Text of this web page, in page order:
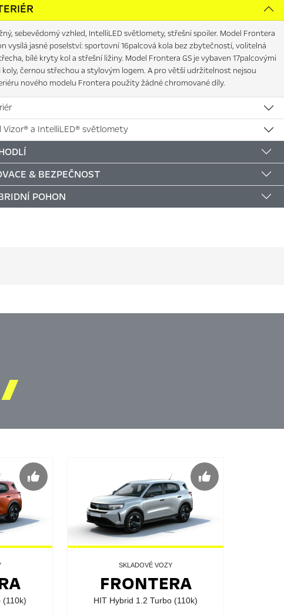
sebevědomý vzhled, IntelliLED světlomety, střešní spoiler. Model Frontera
vysílá jasné poselství: sportovní 16palcová kola bez zbytečností, volitelná
bílé kryty kol a střešní ližiny. Model Frontera GS je vybaven 17palcovými
černou střechou a stylovým logem. A pro větší udržitelnost nejsou
nového modelu Frontera použity žádné chromované díly.
Vizor® a IntelliLED® světlomety
& BEZPEČNOST
POHON

(110k)
SKLADOVÉ VOZY
FRONTERA
HIT Hybrid 1.2 Turbo (110k)